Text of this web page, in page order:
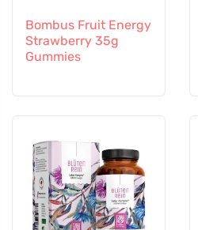
Bombus Fruit Energy
Strawberry 35g
Gummies